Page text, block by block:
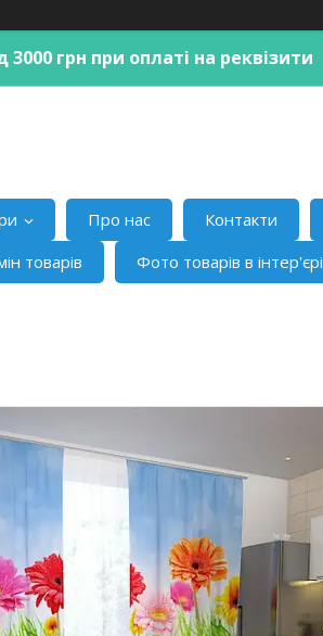
грн при оплаті на реквізити
Про нас Контакти
товарів
Фото товарів в інтер'єрі